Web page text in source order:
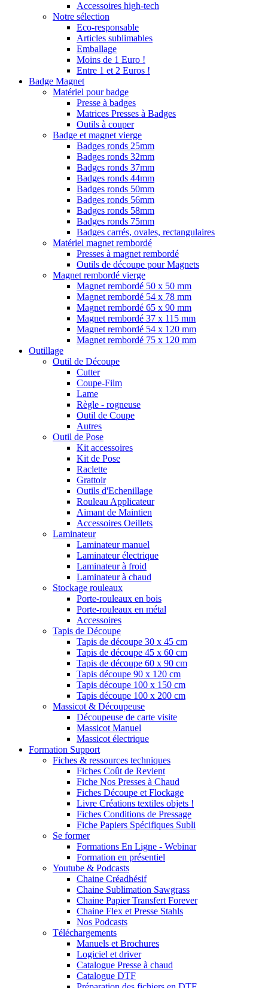
Accessoires high-tech
Notre sélection
Eco-responsable
Articles sublimables
Emballage
Moins de 1 Euro !
Entre 1 et 2 Euros !
Badge Magnet
Matériel pour badge
Presse à badges
Matrices Presses à Badges
Outils à couper
Badge et magnet vierge
Badges ronds 25mm
Badges ronds 32mm
Badges ronds 37mm
Badges ronds 44mm
Badges ronds 50mm
Badges ronds 56mm
Badges ronds 58mm
Badges ronds 75mm
Badges carrés, ovales, rectangulaires
Matériel magnet rembordé
Presses à magnet rembordé
Outils de découpe pour Magnets
Magnet rembordé vierge
Magnet rembordé 50 x 50 mm
Magnet rembordé 54 x 78 mm
Magnet rembordé 65 x 90 mm
Magnet rembordé 37 x 115 mm
Magnet rembordé 54 x 120 mm
Magnet rembordé 75 x 120 mm
Outillage
Outil de Découpe
Cutter
Coupe-Film
Lame
Règle - rogneuse
Outil de Coupe
Autres
Outil de Pose
Kit accessoires
Kit de Pose
Raclette
Grattoir
Outils d'Echenillage
Rouleau Applicateur
Aimant de Maintien
Accessoires Oeillets
Laminateur
Laminateur manuel
Laminateur électrique
Laminateur à froid
Laminateur à chaud
Stockage rouleaux
Porte-rouleaux en bois
Porte-rouleaux en métal
Accessoires
Tapis de Découpe
Tapis de découpe 30 x 45 cm
Tapis de découpe 45 x 60 cm
Tapis de découpe 60 x 90 cm
Tapis découpe 90 x 120 cm
Tapis découpe 100 x 150 cm
Tapis découpe 100 x 200 cm
Massicot & Découpeuse
Découpeuse de carte visite
Massicot Manuel
Massicot électrique
Formation Support
Fiches & ressources techniques
Fiches Coût de Revient
Fiche Nos Presses à Chaud
Fiches Découpe et Flockage
Livre Créations textiles objets !
Fiches Conditions de Pressage
Fiche Papiers Spécifiques Subli
Se former
Formations En Ligne - Webinar
Formation en présentiel
Youtube & Podcasts
Chaine Créadhésif
Chaine Sublimation Sawgrass
Chaine Papier Transfert Forever
Chaine Flex et Presse Stahls
Nos Podcasts
Téléchargements
Manuels et Brochures
Logiciel et driver
Catalogue Presse à chaud
Catalogue DTF